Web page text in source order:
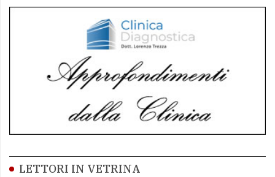
LETTORI IN VETRINA